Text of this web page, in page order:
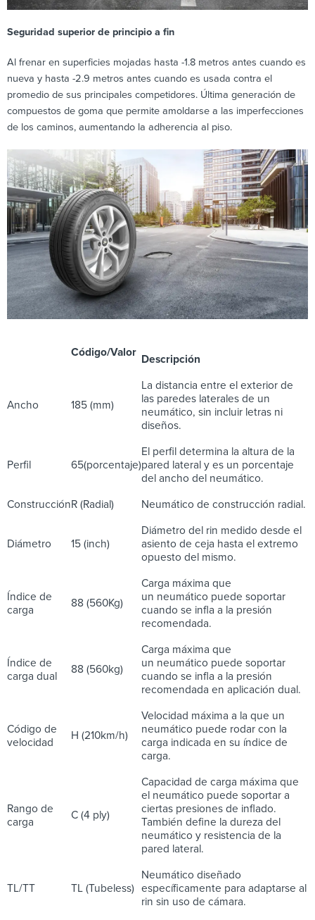
Seguridad superior de principio a fin
Al frenar en superficies mojadas hasta -1.8 metros antes cuando es
nueva y hasta -2.9 metros antes cuando es usada contra el
promedio de sus principales competidores. Última generación de
compuestos de goma que permite amoldarse a las imperfecciones
de los caminos, aumentando la adherencia al piso.
Código/Valor
Descripción
Ancho 185 (mm)
La distancia entre el exterior de
las paredes laterales de un
neumático, sin incluir letras ni
diseños.
Perfil 65(porcentaje)
El perfil determina la altura de la
pared lateral y es un porcentaje
del ancho del neumático.
ConstrucciónR (Radial) Neumático de construcción radial.
Diámetro 15 (inch)
Diámetro del rin medido desde el
asiento de ceja hasta el extremo
opuesto del mismo.
Índice de
carga
88 (560Kg)
Carga máxima que
un neumático puede soportar
cuando se infla a la presión
recomendada.
Índice de
carga dual
88 (560kg)
Carga máxima que
un neumático puede soportar
cuando se infla a la presión
recomendada en aplicación dual.
Código de
velocidad
H (210km/h)
Velocidad máxima a la que un
neumático puede rodar con la
carga indicada en su índice de
carga.
Rango de
carga
C (4 ply)
Capacidad de carga máxima que
el neumático puede soportar a
ciertas presiones de inflado.
También define la dureza del
neumático y resistencia de la
pared lateral.
TL/TT TL (Tubeless)
Neumático diseñado
específicamente para adaptarse al
rin sin uso de cámara.